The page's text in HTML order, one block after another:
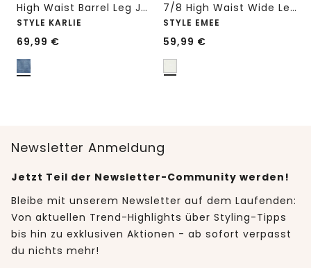
High Waist Barrel Leg Jeans im Loose Fit
STYLE KARLIE
69,99 €
7/8 High Waist Wide Leg Jeans im Loose Fit
STYLE EMEE
59,99 €
Newsletter Anmeldung
Jetzt Teil der Newsletter-Community werden!
Bleibe mit unserem Newsletter auf dem Laufenden:
Von aktuellen Trend-Highlights über Styling-Tipps
bis hin zu exklusiven Aktionen - ab sofort verpasst
du nichts mehr!